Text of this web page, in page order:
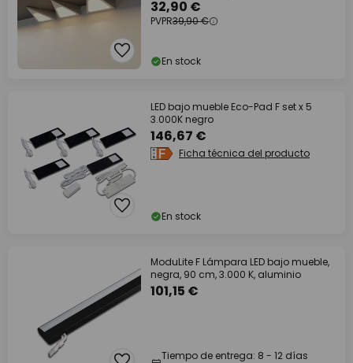
32,90 €
PVPR39,90 €
En stock
LED bajo mueble Eco-Pad F set x 5
3.000K negro
146,67 €
Ficha técnica del producto
En stock
ModuLite F Lámpara LED bajo mueble,
negra, 90 cm, 3.000 K, aluminio
101,15 €
Tiempo de entrega: 8 - 12 días